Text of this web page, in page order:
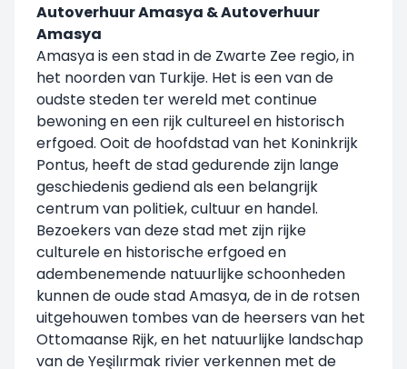
Autoverhuur Amasya & Autoverhuur
Amasya
Amasya is een stad in de Zwarte Zee regio, in
het noorden van Turkije. Het is een van de
oudste steden ter wereld met continue
bewoning en een rijk cultureel en historisch
erfgoed. Ooit de hoofdstad van het Koninkrijk
Pontus, heeft de stad gedurende zijn lange
geschiedenis gediend als een belangrijk
centrum van politiek, cultuur en handel.
Bezoekers van deze stad met zijn rijke
culturele en historische erfgoed en
adembenemende natuurlijke schoonheden
kunnen de oude stad Amasya, de in de rotsen
uitgehouwen tombes van de heersers van het
Ottomaanse Rijk, en het natuurlijke landschap
van de Yeşilırmak rivier verkennen met de